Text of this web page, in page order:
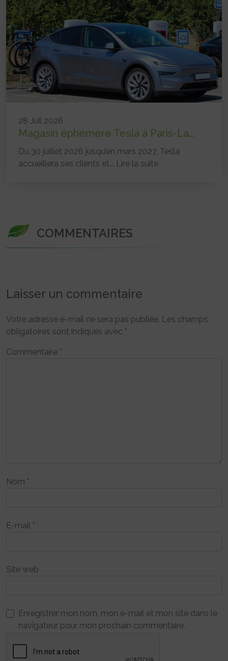
28 Juil 2026
Magasin éphémère Tesla à Paris-La...
Du 30 juillet 2026 jusqu’en mars 2027, Tesla
accueillera ses clients et... Lire la suite
COMMENTAIRES
Laisser un commentaire
Votre adresse e-mail ne sera pas publiée. Les champs
obligatoires sont indiqués avec *
Commentaire *
Nom *
E-mail *
Site web
Enregistrer mon nom, mon e-mail et mon site dans le
navigateur pour mon prochain commentaire.